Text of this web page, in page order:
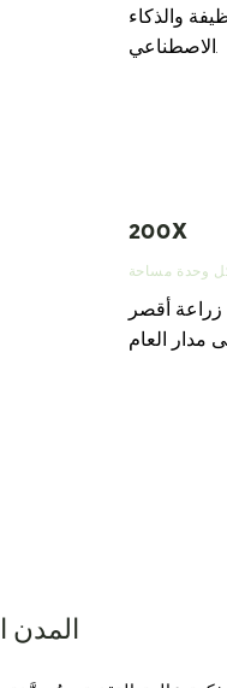
والذكاء
الاصطناعي.
200X
وحدة مساحة
أقصر
مدار العام
المدن